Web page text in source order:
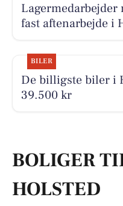
fast aftenarbejde i
BILER
De billigste biler i
39.500 kr
BOLIGER
HOLSTED